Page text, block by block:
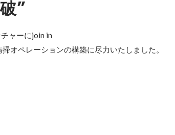
”
ャーにjoin in
オペレーションの構築に尽力いたしました。